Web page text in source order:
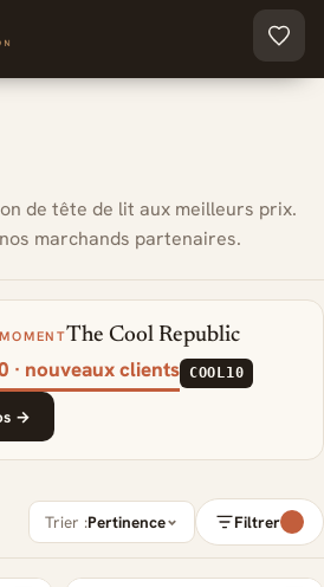
de tête de lit aux meilleurs prix.
marchands partenaires.
The Cool Republic
· nouveaux clients COOL10
→
Trier :Pertinence Filtrer